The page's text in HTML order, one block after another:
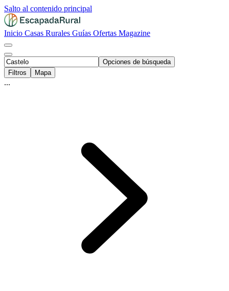
Salto al contenido principal
Inicio Casas Rurales Guías Ofertas Magazine
Opciones de búsqueda
Filtros
Mapa
...